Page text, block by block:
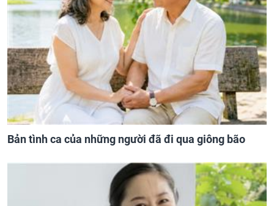
Bản tình ca của những người đã đi qua giông bão